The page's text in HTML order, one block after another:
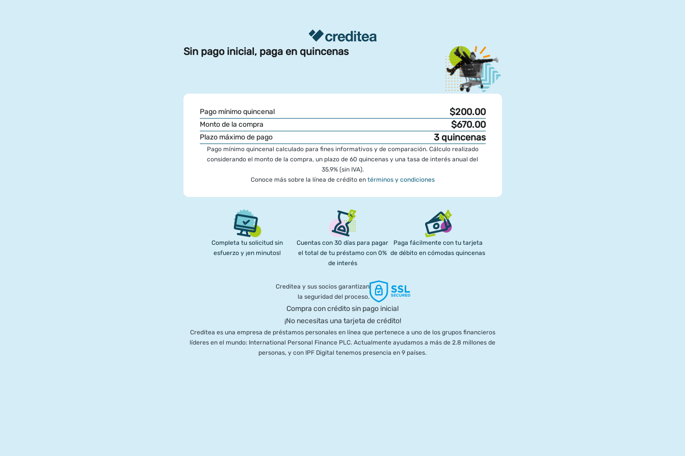
Sin pago inicial, paga en quincenas
Pago mínimo quincenal $200.00
Monto de la compra $670.00
Plazo máximo de pago 3 quincenas
Pago mínimo quincenal calculado para fines informativos y de comparación. Cálculo realizado
considerando el monto de la compra, un plazo de 60 quincenas y una tasa de interés anual del
35.9% (sin IVA).
Conoce más sobre la línea de crédito en términos y condiciones
Completa tu solicitud sin
esfuerzo y ¡en minutos!
Cuentas con 30 días para pagar
el total de tu préstamo con 0%
de interés
Paga fácilmente con tu tarjeta
de débito en cómodas quincenas
Creditea y sus socios garantizan
la seguridad del proceso.
Compra con crédito sin pago inicial
¡No necesitas una tarjeta de crédito!
Creditea es una empresa de préstamos personales en línea que pertenece a uno de los grupos financieros
líderes en el mundo: International Personal Finance PLC. Actualmente ayudamos a más de 2.8 millones de
personas, y con IPF Digital tenemos presencia en 9 países.